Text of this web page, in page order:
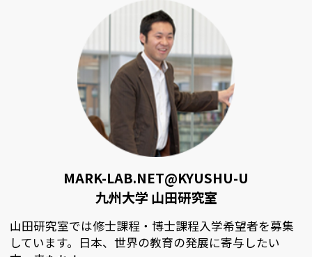
MARK-LAB.NET@KYUSHU-U
九州大学 山田研究室
山田研究室では修士課程・博士課程入学希望者を募集
しています。日本、世界の教育の発展に寄与したい